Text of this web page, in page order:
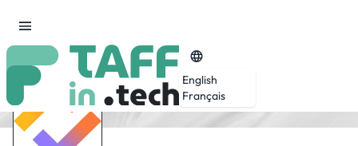
English
Français